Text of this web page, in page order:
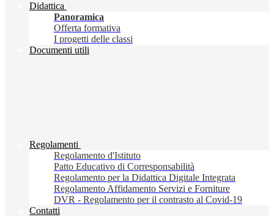
Didattica
Panoramica
Offerta formativa
I progetti delle classi
Documenti utili
Regolamenti
Regolamento d'Istituto
Patto Educativo di Corresponsabilità
Regolamento per la Didattica Digitale Integrata
Regolamento Affidamento Servizi e Forniture
DVR - Regolamento per il contrasto al Covid-19
Contatti